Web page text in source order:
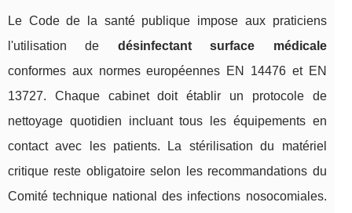
Le Code de la santé publique impose aux praticiens
l'utilisation de désinfectant surface médicale
conformes aux normes européennes EN 14476 et EN
13727. Chaque cabinet doit établir un protocole de
nettoyage quotidien incluant tous les équipements en
contact avec les patients. La stérilisation du matériel
critique reste obligatoire selon les recommandations du
Comité technique national des infections nosocomiales.